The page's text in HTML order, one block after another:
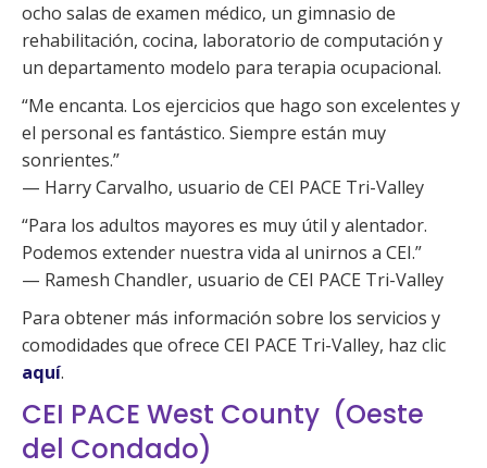
ocho salas de examen médico, un gimnasio de
rehabilitación, cocina, laboratorio de computación y
un departamento modelo para terapia ocupacional.
“Me encanta. Los ejercicios que hago son excelentes y
el personal es fantástico. Siempre están muy
sonrientes.”
— Harry Carvalho, usuario de CEI PACE Tri-Valley
“Para los adultos mayores es muy útil y alentador.
Podemos extender nuestra vida al unirnos a CEI.”
— Ramesh Chandler, usuario de CEI PACE Tri-Valley
Para obtener más información sobre los servicios y
comodidades que ofrece CEI PACE Tri-Valley, haz clic
aquí.
CEI PACE West County (Oeste
del Condado)